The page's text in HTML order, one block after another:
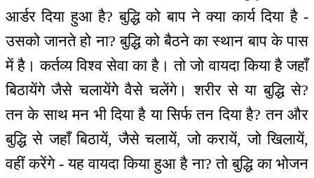
आर्डर दिया हुआ है? बुद्धि को बाप ने क्या कार्य दिया है -
उसको जानते हो ना? बुद्धि को बैठने का स्थान बाप के पास
में है। कर्तव्य विश्व सेवा का है। तो जो वायदा किया है जहाँ
बिठायेंगे जैसे चलायेंगे वैसे चलेंगे। शरीर से या बुद्धि से?
तन के साथ मन भी दिया है या सिर्फ तन दिया है? तन और
बुद्धि से जहाँ बिठायें, जैसे चलायें, जो करायें, जो खिलायें,
वहीं करेंगे - यह वायदा किया हुआ है ना? तो बुद्धि का भोजन